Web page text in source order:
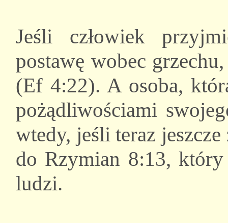
Jeśli człowiek
postawę wobec
(Ef 4:22). A osoba,
pożądliwościami
wtedy, jeśli teraz
do Rzymian 8:13, który
ludzi.